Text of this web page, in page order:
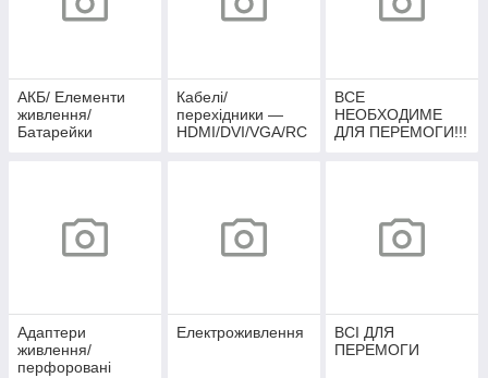
АКБ/ Елементи
живлення/
Батарейки
Кабелі/
перехідники —
HDMI/DVI/VGA/RC
ВСЕ
НЕОБХОДИМЕ
ДЛЯ ПЕРЕМОГИ!!!
Адаптери
живлення/
перфоровані
Електроживлення
ВСІ ДЛЯ
ПЕРЕМОГИ